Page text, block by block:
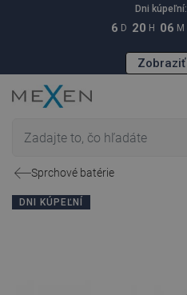
Dni kúpeľní:
6 D 20 H 06 M
Zobraziť
Sprchové batérie
DNI KÚPEĽNÍ